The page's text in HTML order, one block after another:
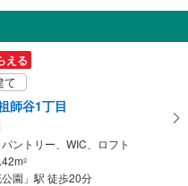
える
て
師谷1丁目
ントリー、WIC、ロフト
2
園」駅 徒歩20分